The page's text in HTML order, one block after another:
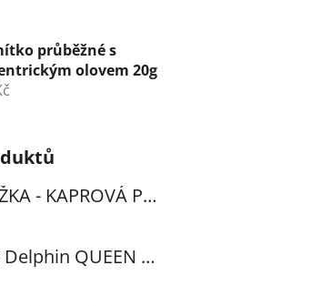
průběžné s
olovem 20g
Mikado PODLOŽKA - KAPROVÁ PRO VYHÁČKOVÁNÍ S METREM - (102x60cm) - 1ks
je 5 z 5 hvězdiček.
Nerezový hrnek Delphin QUEEN 300ml
je 5 z 5 hvězdiček.